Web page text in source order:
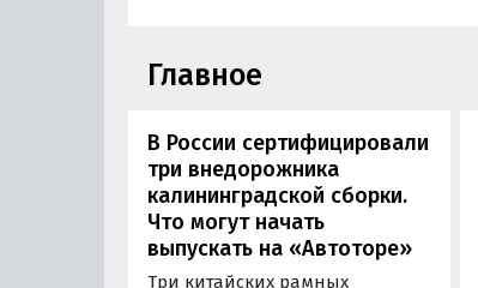
Главное
В России сертифицировали
три внедорожника
калининградской сборки.
Что могут начать
выпускать на «Автоторе»
Три китайских рамных